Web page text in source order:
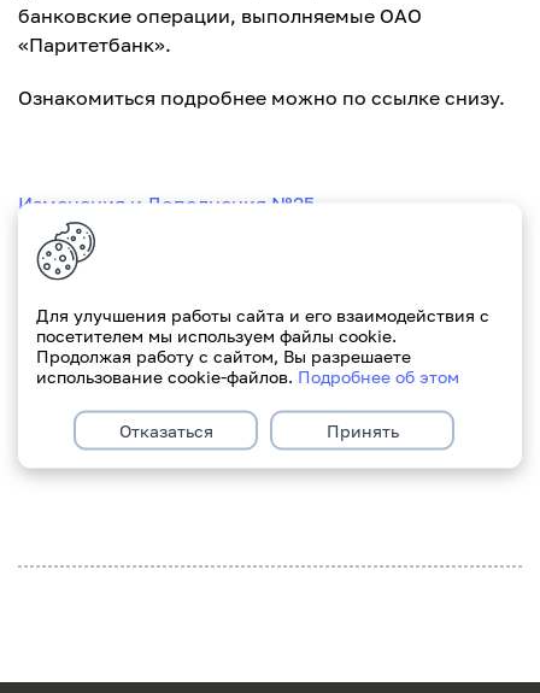
банковские операции, выполняемые ОАО
«Паритетбанк».
Ознакомиться подробнее можно по ссылке снизу.
Изменения и Дополнения №25
*Изменения и Дополнения утверждены протоколом
Комитета по развитию бизнеса №5 от 10.02.2022
С уважением, Paritetbank.
Для улучшения работы сайта и его взаимодействия с
посетителем мы используем файлы cookie.
Продолжая работу с сайтом, Вы разрешаете
использование cookie-файлов. Подробнее об этом
Отказаться Принять